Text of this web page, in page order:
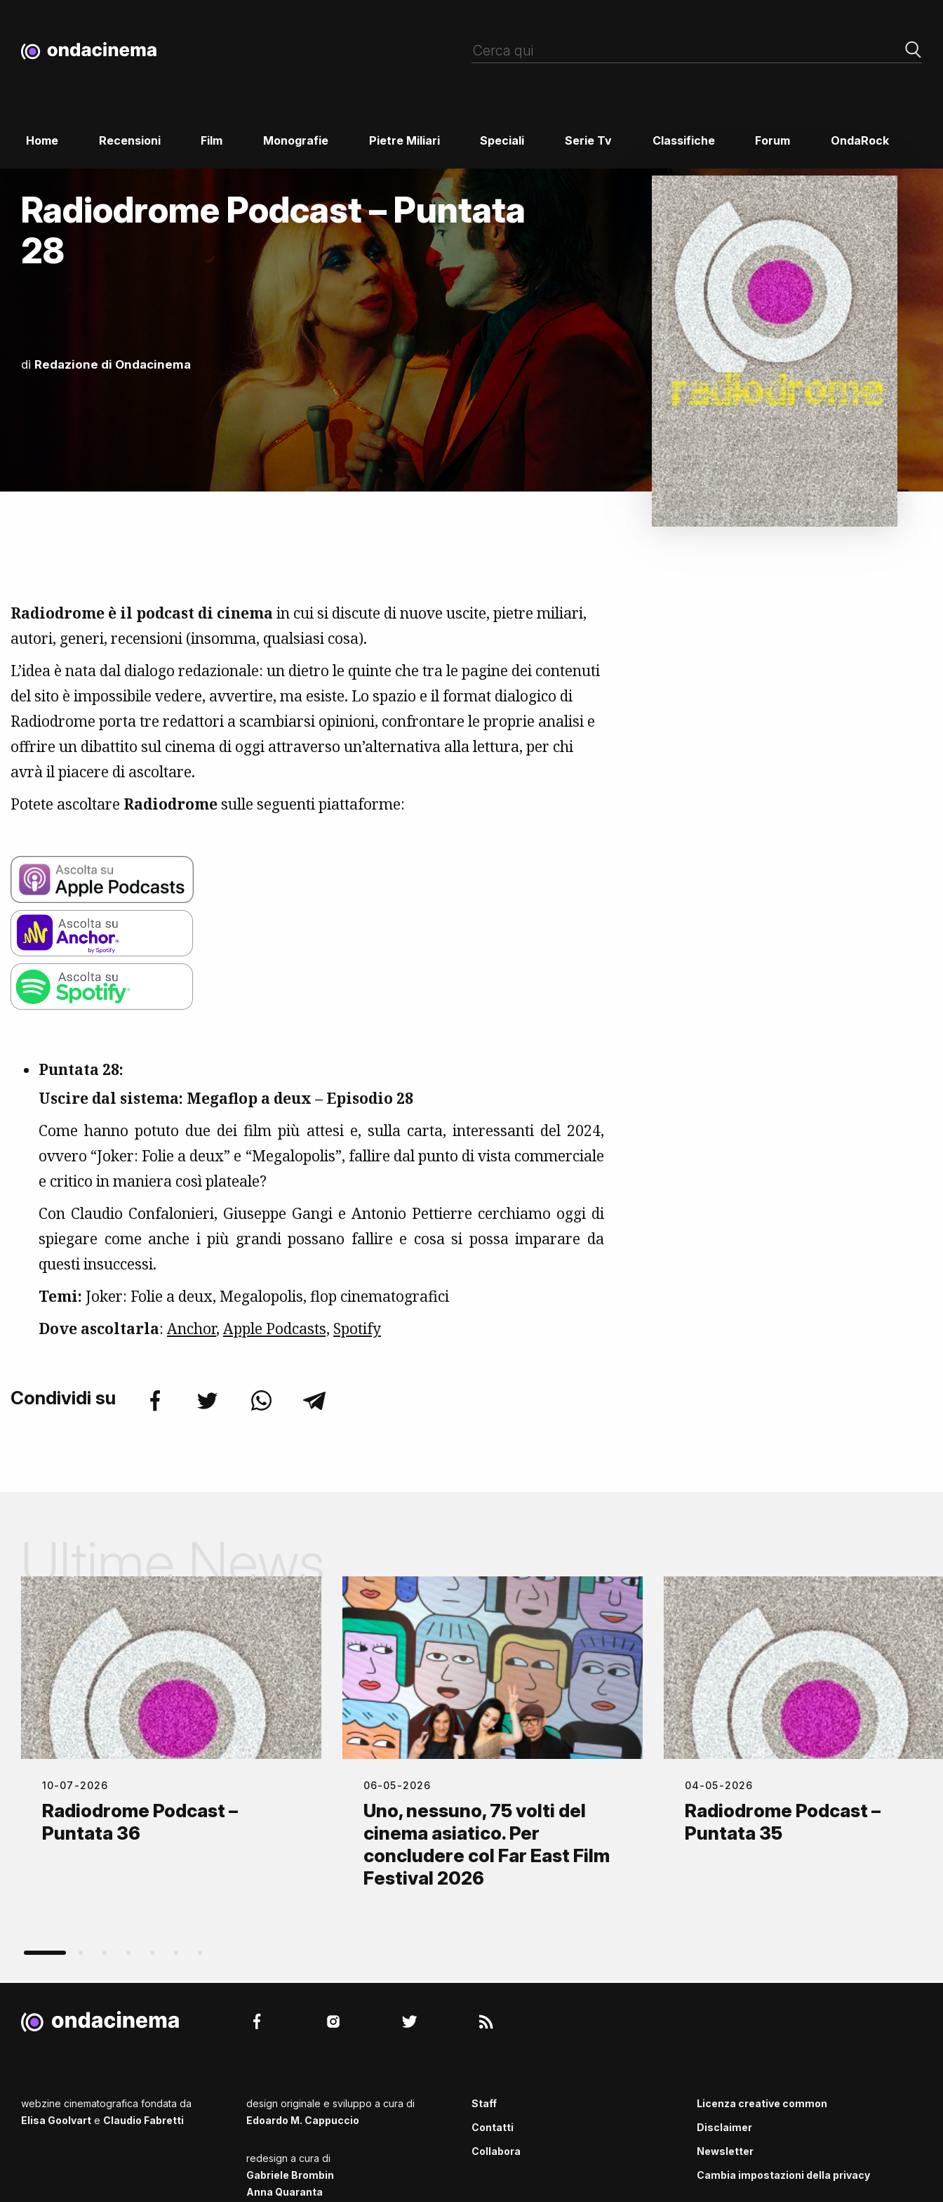
Home Recensioni Film Monografie Pietre Miliari Speciali Serie Tv Classifiche Forum OndaRock
Radiodrome Podcast – Puntata
28
di Redazione di Ondacinema
Radiodrome è il podcast di cinema in cui si discute di nuove uscite, pietre miliari,
autori, generi, recensioni (insomma, qualsiasi cosa).
L’idea è nata dal dialogo redazionale: un dietro le quinte che tra le pagine dei contenuti
del sito è impossibile vedere, avvertire, ma esiste. Lo spazio e il format dialogico di
Radiodrome porta tre redattori a scambiarsi opinioni, confrontare le proprie analisi e
offrire un dibattito sul cinema di oggi attraverso un’alternativa alla lettura, per chi
avrà il piacere di ascoltare.
Potete ascoltare Radiodromesulle seguenti piattaforme:
Puntata 28:
Uscire dal sistema: Megaflop a deux – Episodio 28
Come hanno potuto due dei film più attesi e, sulla carta, interessanti del 2024,
ovvero “Joker: Folie a deux” e “Megalopolis”, fallire dal punto di vista commerciale
e critico in maniera così plateale?
Con Claudio Confalonieri, Giuseppe Gangi e Antonio Pettierre cerchiamo oggi di
spiegare come anche i più grandi possano fallire e cosa si possa imparare da
questi insuccessi.
Temi: Joker: Folie a deux, Megalopolis, flop cinematografici
Dove ascoltarla:Anchor,Apple Podcasts, Spotify
Condividi su
Ultime News
10-07-2026
Radiodrome Podcast –
Puntata 36
06-05-2026
Uno, nessuno, 75 volti del
cinema asiatico. Per
concludere col Far East Film
Festival 2026
04-05-2026
Radiodrome Podcast –
Puntata 35
webzine cinematografica fondata da
Elisa Goolvart e Claudio Fabretti
design originale e sviluppo a cura di
Edoardo M. Cappuccio
redesign a cura di
Gabriele Brombin
Anna Quaranta
Staff
Contatti
Collabora
Licenza creative common
Disclaimer
Newsletter
Cambia impostazioni della privacy